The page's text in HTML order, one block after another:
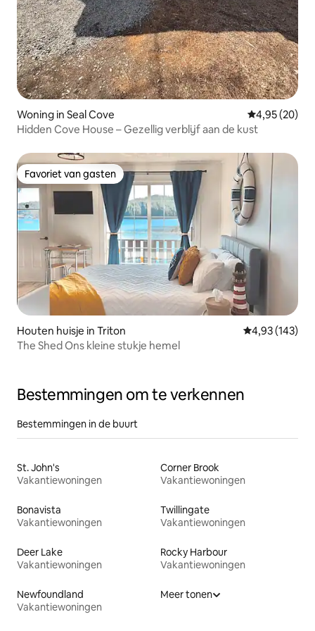
Woning in Seal Cove Gemiddelde
4,95 (20)
Hidden Cove House – Gezellig verblijf aan de kust
Favoriet van gasten
Favoriet van gasten
Houten huisje in Triton Gemiddelde
4,93 (143)
The Shed Ons kleine stukje hemel
Bestemmingen om te verkennen
Bestemmingen in de buurt
St. John's
Vakantiewoningen
Corner Brook
Vakantiewoningen
Bonavista
Vakantiewoningen
Twillingate
Vakantiewoningen
Deer Lake
Vakantiewoningen
Rocky Harbour
Vakantiewoningen
Newfoundland
Vakantiewoningen
Meer tonen